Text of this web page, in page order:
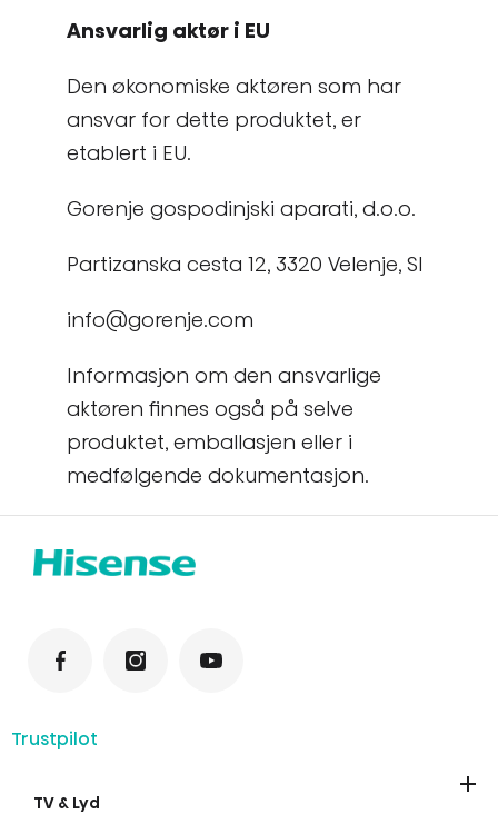
Ansvarlig aktør i EU
Den økonomiske aktøren som har
ansvar for dette produktet, er
etablert i EU.
Gorenje gospodinjski aparati, d.o.o.
Partizanska cesta 12, 3320 Velenje, SI
info@gorenje.com
Informasjon om den ansvarlige
aktøren finnes også på selve
produktet, emballasjen eller i
medfølgende dokumentasjon.
Trustpilot
TV & Lyd